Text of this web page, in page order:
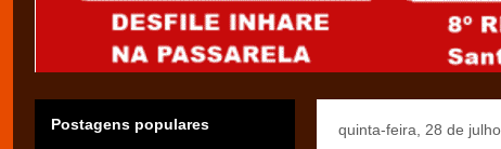
quinta-feira, 28 de
Postagens populares